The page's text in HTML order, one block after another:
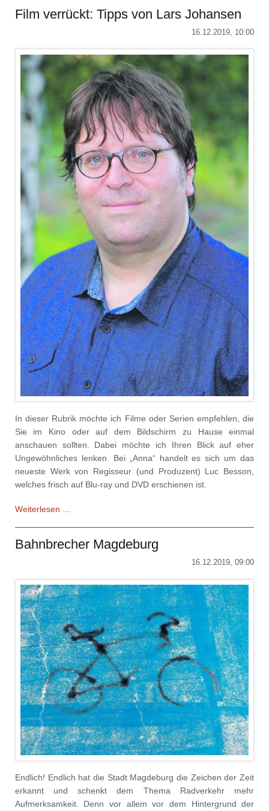
Gewalt
gegen
Dich‘
Film verrückt: Tipps von Lars Johansen
16.12.2019, 10:00
In dieser Rubrik möchte ich Filme oder Serien empfehlen, die
Sie im Kino oder auf dem Bildschirm zu Hause einmal
anschauen sollten. Dabei möchte ich Ihren Blick auf eher
Ungewöhnliches lenken. Bei „Anna“ handelt es sich um das
neueste Werk von Regisseur (und Produzent) Luc Besson,
welches frisch auf Blu-ray und DVD erschienen ist.
Weiterlesen …
von
Bahnbrecher Magdeburg
16.12.2019, 09:00
Endlich! Endlich hat die Stadt Magdeburg die Zeichen der Zeit
erkannt und schenkt dem Thema Radverkehr mehr
Aufmerksamkeit. Denn vor allem vor dem Hintergrund der